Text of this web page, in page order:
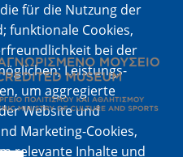
für die Nutzung der
funktionale Cookies,
bei der
Leistungs-
um aggregierte
Website und
Marketing-Cookies,
relevante Inhalte und